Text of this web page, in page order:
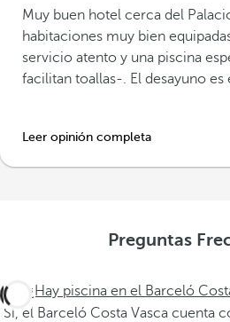
Muy buen hotel cerca del
habitaciones muy bien
servicio atento y una piscina
facilitan toallas-. El desayuno es
Leer opinión completa
Preguntas
¿Hay piscina en el Barceló
Sí, el Barceló Costa Vasca cuenta